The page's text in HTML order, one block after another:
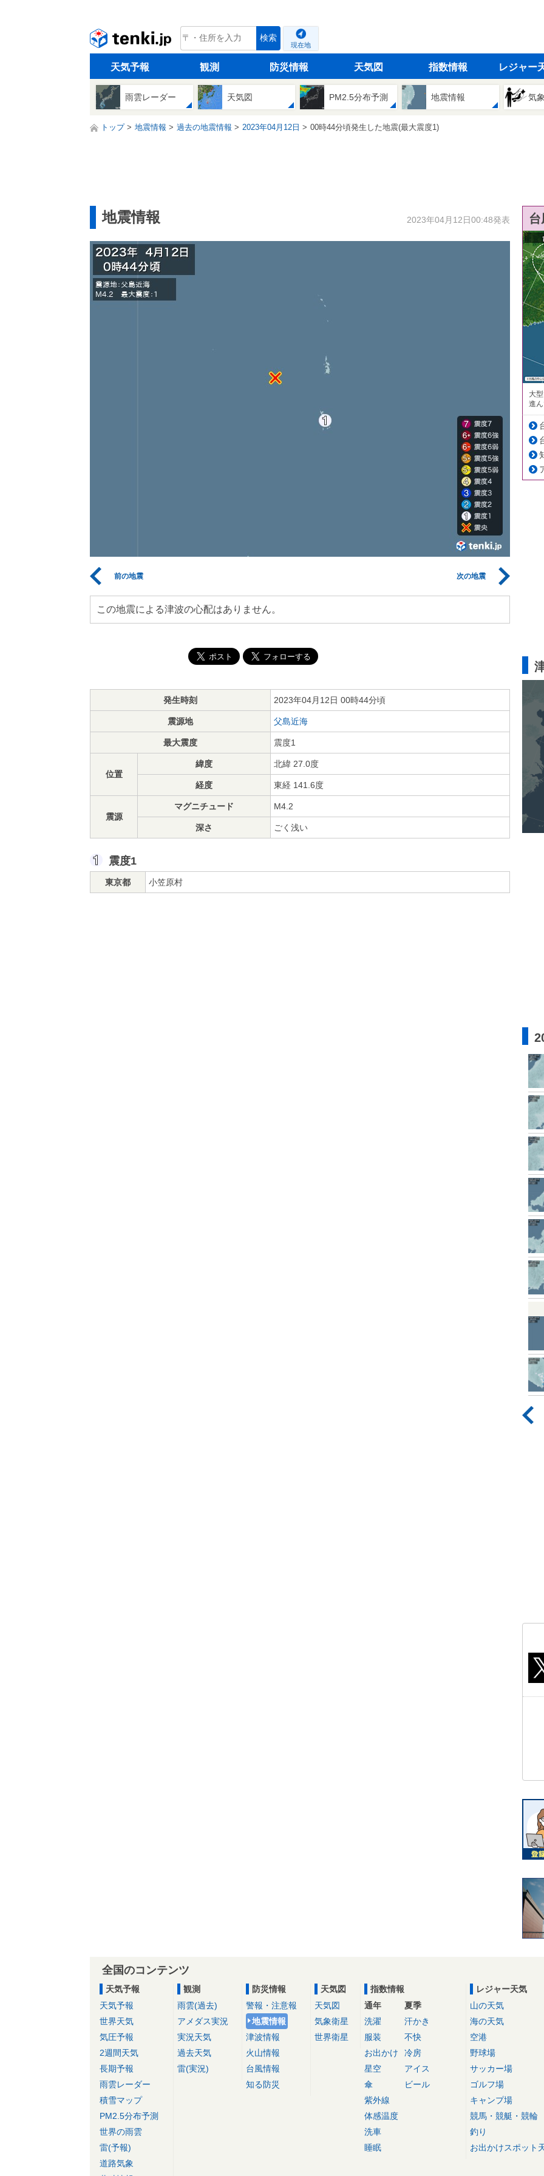
tenki.jp 検索
現在地
天気予報 観測 防災情報 天気図 指数情報 レジャー
雨雲レーダー 天気図 PM2.5分布予測 地震情報 気
トップ 地震情報 過去の地震情報 2023年04月12日 00時44分頃発生した地震(最大震度1)
地震情報 2023年04月12日00:48発表
前の地震 次の地震
この地震による津波の心配はありません。
発生時刻 2023年04月12日 00時44分頃
震源地 父島近海
最大震度 震度1
位置
緯度 北緯 27.0度
経度 東経 141.6度
震源
マグニチュード M4.2
深さ ごく浅い
震度1
東京都 小笠原村
大
進
全国のコンテンツ
天気予報
天気予報
世界天気
気圧予報
2週間天気
長期予報
雨雲レーダー
積雪マップ
PM2.5分布予測
世界の雨雲
雷(予報)
道路気象
観測
雨雲(過去)
アメダス実況
実況天気
過去天気
雷(実況)
防災情報
警報・注意報
地震情報
津波情報
火山情報
台風情報
知る防災
天気図
天気図
気象衛星
世界衛星
指数情報
通年
洗濯
服装
お出かけ
星空
傘
紫外線
体感温度
洗車
睡眠
夏季
汗かき
不快
冷房
アイス
ビール
レジャー天気
山の天気
海の天気
空港
野球場
サッカー場
ゴルフ場
キャンプ場
競馬・競艇・競輪
釣り
お出かけスポット